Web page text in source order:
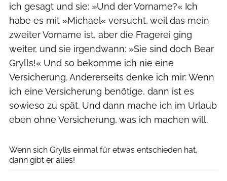
ich gesagt und sie: »Und der Vorname?« Ich
habe es mit »Michael« versucht, weil das mein
zweiter Vorname ist, aber die Fragerei ging
weiter, und sie irgendwann: »Sie sind doch Bear
Grylls!« Und so bekomme ich nie eine
Versicherung. Andererseits denke ich mir: Wenn
ich eine Versicherung benötige, dann ist es
sowieso zu spät. Und dann mache ich im Urlaub
eben ohne Versicherung, was ich machen will.
Wenn sich Grylls einmal für etwas entschieden hat,
dann gibt er alles!